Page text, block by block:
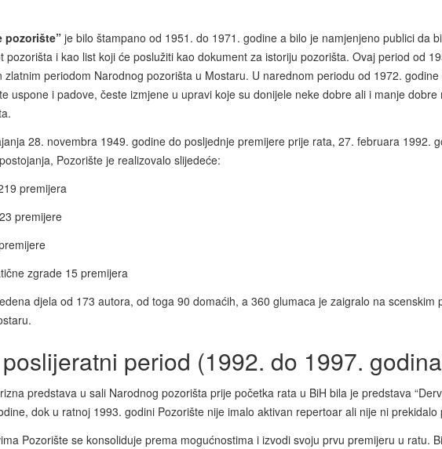
pozorište” je bilo štampano od 1951. do 1971. godine a bilo je namjenjeno publici da
pozorišta i kao list koji će poslužiti kao dokument za istoriju pozorišta. Ovaj period od
zlatnim periodom Narodnog pozorišta u Mostaru. U narednom periodu od 1972.
uspone i padove, česte izmjene u upravi koje su donijele neke dobre ali i manje
28. novembra 1949. godine do posljednje premijere prije rata, 27. februara 1992.
Pozorište je realizovalo slijedeće:
premijera
premijere
zgrade 15 premijera
djela od 173 autora, od toga 90 domaćih, a 360 glumaca je zaigralo na scenskim
period (1992. do 1997.
predstava u sali Narodnog pozorišta prije početka rata u BiH bila je predstava
dok u ratnoj 1993. godini Pozorište nije imalo aktivan repertoar ali nije ni prekidalo
Pozorište se konsoliduje prema mogućnostima i izvodi svoju prvu premijeru u ratu.